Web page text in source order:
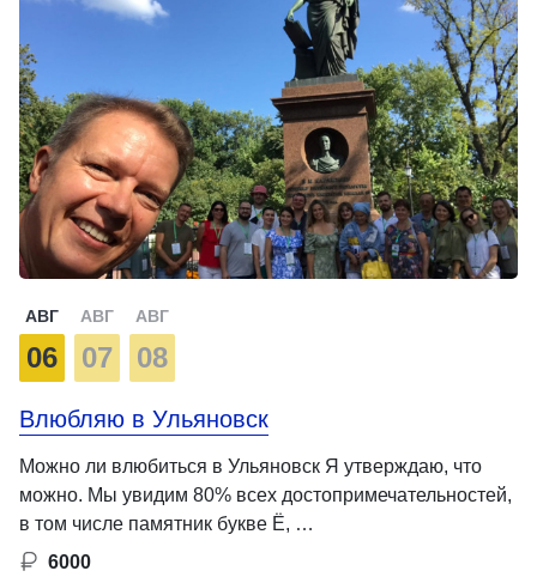
АВГ
06
АВГ
07
АВГ
08
Влюбляю в Ульяновск
Можно ли влюбиться в Ульяновск Я утверждаю, что
можно. Мы увидим 80% всех достопримечательностей,
в том числе памятник букве Ё, …
6000